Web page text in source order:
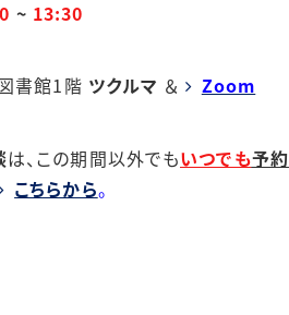
~ 13:30
書館1階 ツクルマ ＆ Zoom
は、この期間以外でもいつでも予約
こちらから。